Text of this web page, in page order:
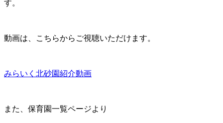
す。
動画は、こちらからご視聴いただけます。
みらいく北砂園紹介動画
また、保育園一覧ページより